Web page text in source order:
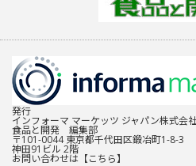
発行
インフォーマ マーケッツ ジャパン株式会
食品と開発 編集部
〒101-0044 東京都千代田区鍛冶町1-8-3
神田91ビル 2階
お問い合わせは 【こちら】